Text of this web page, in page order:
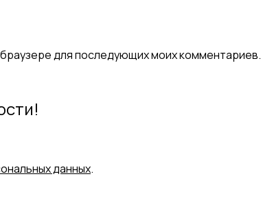
для последующих моих комментариев.
данных.